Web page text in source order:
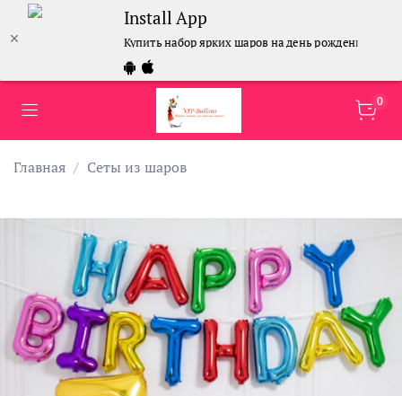
Install App
Купить набор ярких шаров на день рождения
0
Главная Сеты из шаров